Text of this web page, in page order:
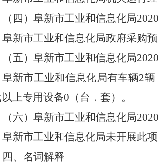
（四）阜新市工业和信息化局
阜新市工业和信息化局政府采购预
（五）阜新市工业和信息化局
阜新市工业和信息化局有车辆2
上专用设备0（台，套）。
（六）阜新市工业和信息化局
阜新市工业和信息化局未开展此项
四、名词解释